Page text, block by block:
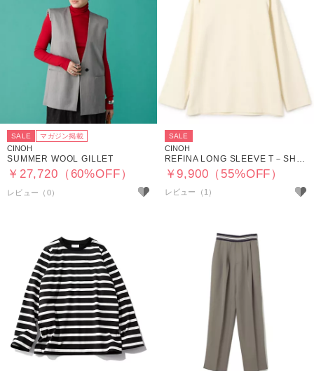
SALE マガジン掲載
CINOH
SUMMER WOOL GILLET
￥27,720（60%OFF）
SALE
CINOH
REFINA LONG SLEEVE T－SHIRT
￥9,900（55%OFF）
レビュー（1）